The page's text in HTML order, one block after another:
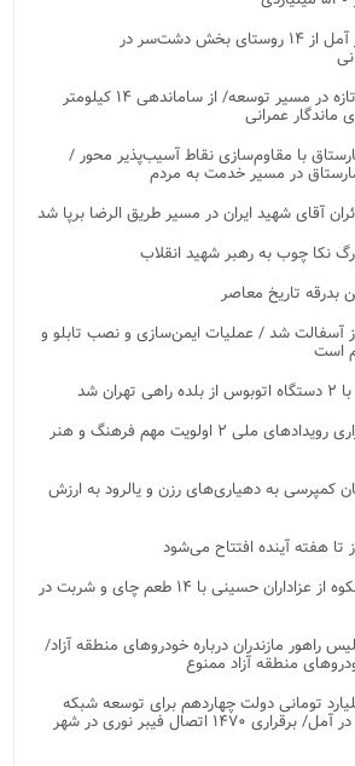
بازدید میدانی فرماندار آمل از ۱۴ روستای بخش دشت‌سر در
چالوس آماده جهشی تازه در مسیر توسعه/ از ساماندهی ۱۴ کیلومتر
ماندگار عمرانی
با مقاوم‌سازی نقاط آسیب‌پذیر محور /
در مسیر خدمت به مردم
نکا چوب به رهبر شهید انقلاب
بدرقه تاریخ معاصر
آسفالت شد / عملیات ایمن‌سازی و نصب تابلو و
است
شد
توسعه باغ هنر و برگزاری رویدادهای ملی ۲ اولویت مهم فرهنگ و هنر
نیسان کمپرسی به دهیاری‌های رزن و یالرود به ارزش
تا هفته آینده افتتاح می‌شود
پذیرایی متفاوت و باشکوه از عزاداران حسینی با ۱۴ طعم چای و شربت در
مازندران درباره خودروهای منطقه آزاد/
منطقه آزاد ممنوع
گذاری ۱۸۰ میلیارد تومانی دولت چهاردهم برای توسعه شبکه
تلفن همراه و فیبر نوری در آمل/ برقراری ۱۴۷۰ اتصال فیبر نوری در شهر